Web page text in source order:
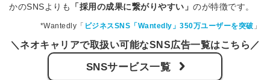
かのSNSよりも
「採用の成果に繋がりやすい」 のが特徴です。
*Wantedly「 ビジネスSNS「Wantedly」350万ユーザーを突破 」
＼ネオキャリアで取扱い可能なSNS広告一覧はこちら／
SNSサービス一覧